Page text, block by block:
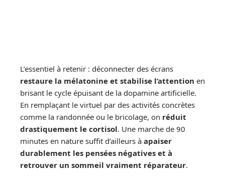
L’essentiel à retenir : déconnecter des écrans
restaure la mélatonine et stabilise l’attention en
brisant le cycle épuisant de la dopamine artificielle.
En remplaçant le virtuel par des activités concrètes
comme la randonnée ou le bricolage, on réduit
drastiquement le cortisol. Une marche de 90
minutes en nature suffit d’ailleurs à apaiser
durablement les pensées négatives et à
retrouver un sommeil vraiment réparateur.